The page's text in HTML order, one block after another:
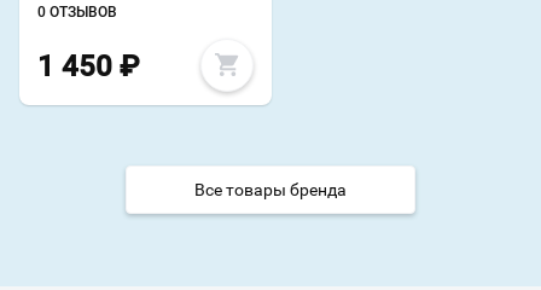
0 ОТЗЫВОВ
1 450 ₽
Все товары бренда